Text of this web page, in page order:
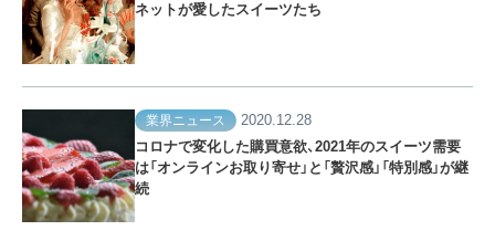
ネットが愛したスイーツたち
業界ニュース
2020.12.28
コロナで変化した購買意欲、2021年のスイーツ需要
は「オンラインお取り寄せ」と「贅沢感」「特別感」が継
続